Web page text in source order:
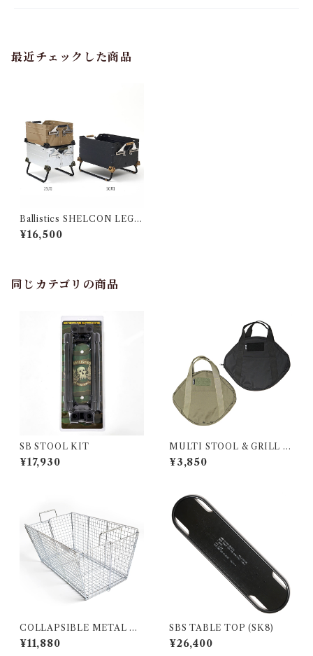
最近チェックした商品
Ballistics SHELCON LEG 2
5 ＢＫ
¥16,500
同じカテゴリの商品
SB STOOL KIT
¥17,930
MULTI STOOL & GRILL C
ASE ブラック
¥3,850
COLLAPSIBLE METAL BA
SKET
¥11,880
SBS TABLE TOP (SK8)
¥26,400